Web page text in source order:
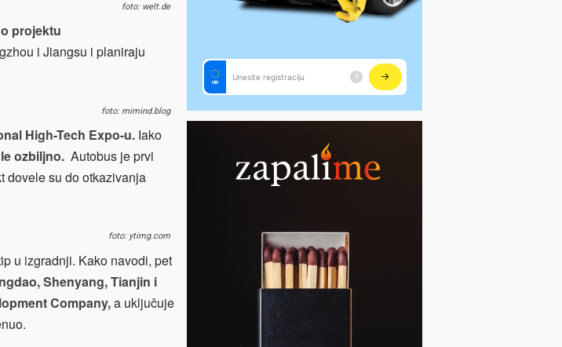
foto: welt.de
projektu
i Jiangsu i planiraju
foto: mimind.blog
High-Tech Expo-u. Iako
ozbiljno. Autobus je prvi
dovele su do otkazivanja
foto: ytimg.com
u izgradnji. Kako navodi, pet
Shenyang, Tianjin i
Company,a uključuje